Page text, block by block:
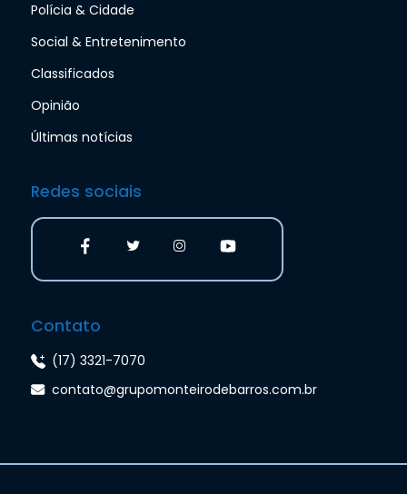
Polícia & Cidade
Social & Entretenimento
Classificados
Opinião
Últimas notícias
Redes sociais
Contato
(17) 3321-7070
contato@grupomonteirodebarros.com.br